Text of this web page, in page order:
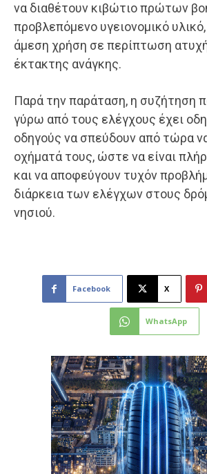
να διαθέτουν κιβώτιο πρώτων
προβλεπόμενο υγειονομικό
άμεση χρήση σε περίπτωση
έκτακτης ανάγκης.
Παρά την παράταση, η συζήτηση
γύρω από τους ελέγχους έχει
οδηγούς να σπεύδουν από τώρα
οχήματά τους, ώστε να είναι
και να αποφεύγουν τυχόν
διάρκεια των ελέγχων στους
νησιού.
Facebook X
WhatsApp